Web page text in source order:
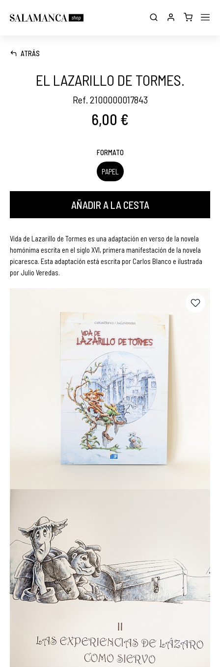
ATRÁS
EL LAZARILLO DE TORMES.
Ref. 2100000017843
6,00 €
FORMATO
PAPEL
AÑADIR A LA CESTA
Vida de Lazarillo de Tormes es una adaptación en verso de la novela
homónima escrita en el siglo XVI, primera manifestación de la novela
picaresca. Esta adaptación está escrita por Carlos Blanco e ilustrada
por Julio Veredas.